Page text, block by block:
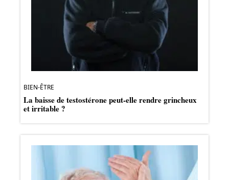
BIEN-ÊTRE
La baisse de testostérone peut-elle rendre grincheux
et irritable ?